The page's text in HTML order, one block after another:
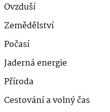
Ovzduší
Zemědělství
Počasí
Jaderná energie
Příroda
Cestování a volný čas